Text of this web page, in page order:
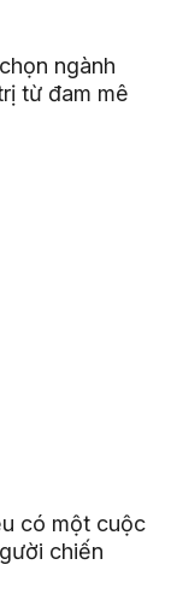
ngành
từ đam mê
có một cuộc
chiến